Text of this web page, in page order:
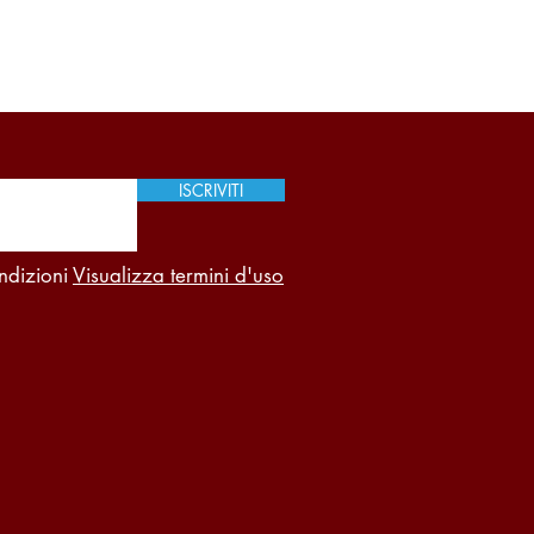
ISCRIVITI
Visualizza termini d'uso